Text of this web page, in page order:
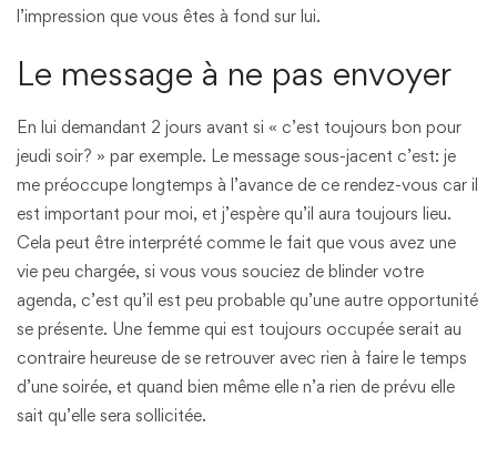
l’impression que vous êtes à fond sur lui.
Le message à ne pas envoyer
En lui demandant 2 jours avant si « c’est toujours bon pour
jeudi soir? » par exemple. Le message sous-jacent c’est: je
me préoccupe longtemps à l’avance de ce rendez-vous car il
est important pour moi, et j’espère qu’il aura toujours lieu.
Cela peut être interprété comme le fait que vous avez une
vie peu chargée, si vous vous souciez de blinder votre
agenda, c’est qu’il est peu probable qu’une autre opportunité
se présente. Une femme qui est toujours occupée serait au
contraire heureuse de se retrouver avec rien à faire le temps
d’une soirée, et quand bien même elle n’a rien de prévu elle
sait qu’elle sera sollicitée.